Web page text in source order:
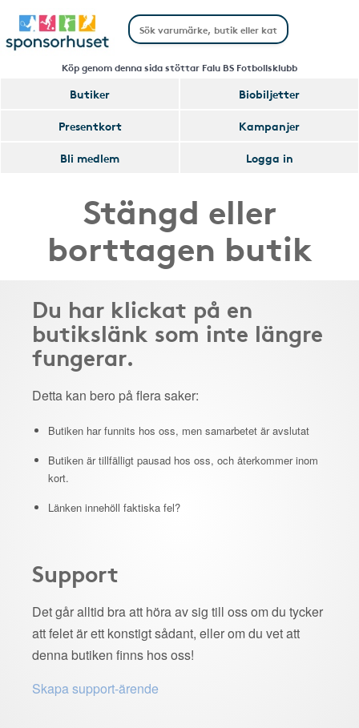
Köp genom denna sida stöttar Falu BS Fotbollsklubb
Butiker
Biobiljetter
Presentkort
Kampanjer
Bli medlem
Logga in
Stängd eller
borttagen butik
Du har klickat på en
butikslänk som inte längre
fungerar.
Detta kan bero på flera saker:
Butiken har funnits hos oss, men samarbetet är avslutat
Butiken är tillfälligt pausad hos oss, och återkommer inom
kort.
Länken innehöll faktiska fel?
Support
Det går alltid bra att höra av sig till oss om du tycker
att felet är ett konstigt sådant, eller om du vet att
denna butiken finns hos oss!
Skapa support-ärende